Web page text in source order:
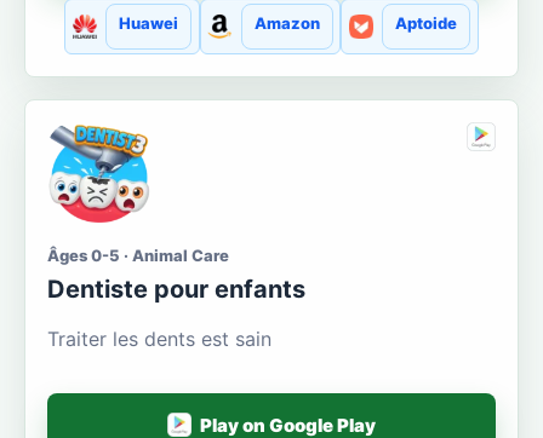
Huawei Amazon Aptoide
Âges 0-5 · Animal Care
Dentiste pour enfants
Traiter les dents est sain
Play on Google Play